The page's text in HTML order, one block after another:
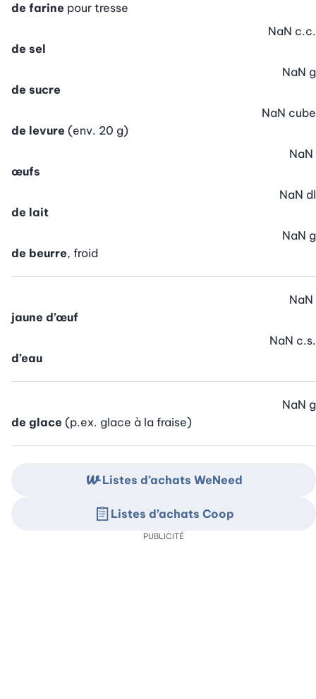
de farine pour tresse
de sel
NaN c.c.
de sucre
NaN g
de levure (env. 20 g)
NaN cube
œufs
NaN
de lait
NaN dl
de beurre, froid
NaN g
jaune d’œuf
NaN
d’eau
NaN c.s.
de glace (p.ex. glace à la fraise)
NaN g
Listes d’achats WeNeed
Listes d’achats Coop
PUBLICITÉ